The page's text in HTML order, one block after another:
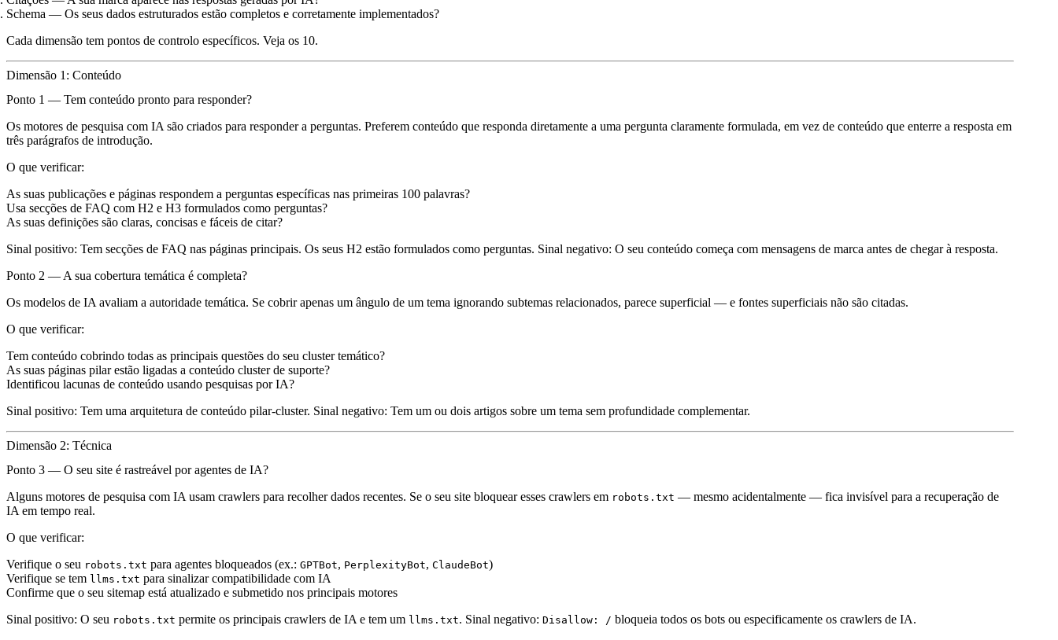
Schema — Os seus dados estruturados estão completos e corretamente implementados?
Cada dimensão tem pontos de controlo específicos. Veja os 10.
Dimensão 1: Conteúdo
Ponto 1 — Tem conteúdo pronto para responder?
Os motores de pesquisa com IA são criados para responder a perguntas. Preferem conteúdo que responda diretamente a uma pergunta claramente formulada, em vez de conteúdo que enterre a resposta em
três parágrafos de introdução.
O que verificar:
As suas publicações e páginas respondem a perguntas específicas nas primeiras 100 palavras?
Usa secções de FAQ com H2 e H3 formulados como perguntas?
As suas definições são claras, concisas e fáceis de citar?
Sinal positivo: Tem secções de FAQ nas páginas principais. Os seus H2 estão formulados como perguntas. Sinal negativo: O seu conteúdo começa com mensagens de marca antes de chegar à resposta.
Ponto 2 — A sua cobertura temática é completa?
Os modelos de IA avaliam a autoridade temática. Se cobrir apenas um ângulo de um tema ignorando subtemas relacionados, parece superficial — e fontes superficiais não são citadas.
O que verificar:
Tem conteúdo cobrindo todas as principais questões do seu cluster temático?
As suas páginas pilar estão ligadas a conteúdo cluster de suporte?
Identificou lacunas de conteúdo usando pesquisas por IA?
Sinal positivo: Tem uma arquitetura de conteúdo pilar-cluster. Sinal negativo: Tem um ou dois artigos sobre um tema sem profundidade complementar.
Dimensão 2: Técnica
Ponto 3 — O seu site é rastreável por agentes de IA?
Alguns motores de pesquisa com IA usam crawlers para recolher dados recentes. Se o seu site bloquear esses crawlers em robots.txt — mesmo acidentalmente — fica invisível para a recuperação de
IA em tempo real.
O que verificar:
Verifique o seu robots.txt para agentes bloqueados (ex.: GPTBot, PerplexityBot, ClaudeBot)
Verifique se tem llms.txt para sinalizar compatibilidade com IA
Confirme que o seu sitemap está atualizado e submetido nos principais motores
Sinal positivo: O seu robots.txt permite os principais crawlers de IA e tem um llms.txt. Sinal negativo: Disallow: / bloqueia todos os bots ou especificamente os crawlers de IA.